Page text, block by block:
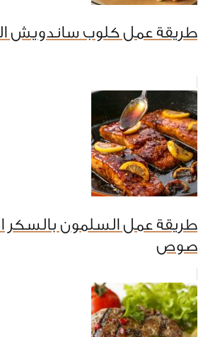
طريقة عمل كلوب ساندويش
طريقة عمل السلمون بالسكر
صوص